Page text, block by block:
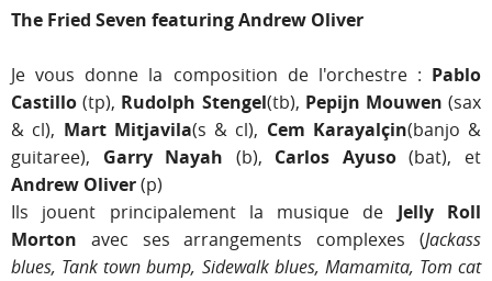
The Fried Seven featuring Andrew Oliver
Je vous donne la composition de l'orchestre : Pablo
Castillo (tp), Rudolph Stengel(tb), Pepijn Mouwen(sax
& cl), Mart Mitjavila(s & cl), Cem Karayalçin(banjo &
guitaree), Garry Nayah (b), Carlos Ayuso(bat), et
Andrew Oliver(p)
Ils jouent principalement la musique de Jelly Roll
Morton avec ses arrangements complexes (Jackass
blues, Tank town bump, Sidewalk blues, Mamamita, Tom cat